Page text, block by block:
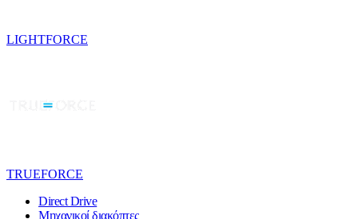
LIGHTFORCE
TRUEFORCE
Direct Drive
Μηχανικοί διακόπτες